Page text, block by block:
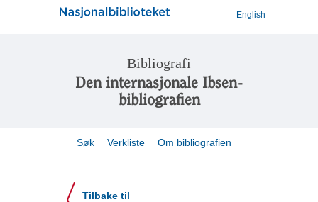
English
Bibliografi
Den internasjonale Ibsen-
bibliografien
Søk Verkliste Om bibliografien
Tilbake til